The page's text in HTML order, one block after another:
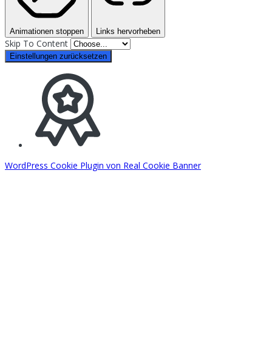
Animationen stoppen Links hervorheben
Skip To Content
Einstellungen zurücksetzen
WordPress Cookie Plugin von Real Cookie Banner